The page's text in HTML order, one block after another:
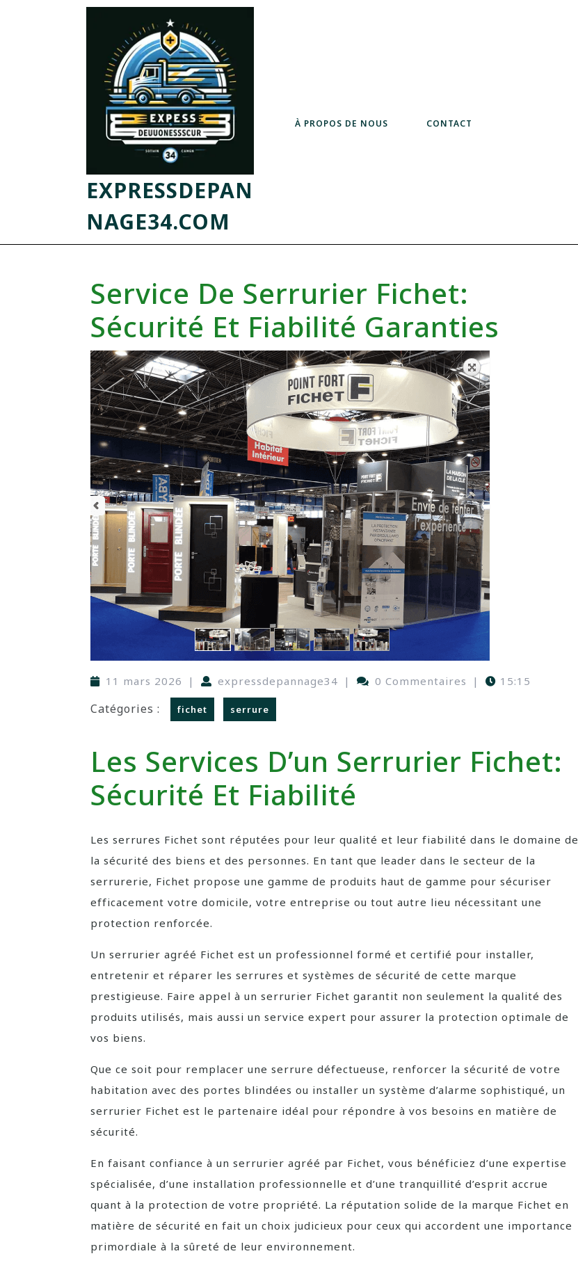
EXPRESSDEPAN
NAGE34.COM
À PROPOS DE NOUS CONTACT
Service De Serrurier Fichet:
Sécurité Et Fiabilité Garanties
11 mars 2026 | expressdepannage34 | 0 Commentaires | 15:15
Catégories : fichet serrure
Les Services D’un Serrurier Fichet:
Sécurité Et Fiabilité
Les serrures Fichet sont réputées pour leur qualité et leur fiabilité dans le domaine de
la sécurité des biens et des personnes. En tant que leader dans le secteur de la
serrurerie, Fichet propose une gamme de produits haut de gamme pour sécuriser
efficacement votre domicile, votre entreprise ou tout autre lieu nécessitant une
protection renforcée.
Un serrurier agréé Fichet est un professionnel formé et certifié pour installer,
entretenir et réparer les serrures et systèmes de sécurité de cette marque
prestigieuse. Faire appel à un serrurier Fichet garantit non seulement la qualité des
produits utilisés, mais aussi un service expert pour assurer la protection optimale de
vos biens.
Que ce soit pour remplacer une serrure défectueuse, renforcer la sécurité de votre
habitation avec des portes blindées ou installer un système d’alarme sophistiqué, un
serrurier Fichet est le partenaire idéal pour répondre à vos besoins en matière de
sécurité.
En faisant confiance à un serrurier agréé par Fichet, vous bénéficiez d’une expertise
spécialisée, d’une installation professionnelle et d’une tranquillité d’esprit accrue
quant à la protection de votre propriété. La réputation solide de la marque Fichet en
matière de sécurité en fait un choix judicieux pour ceux qui accordent une importance
primordiale à la sûreté de leur environnement.